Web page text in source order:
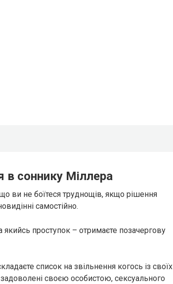
в соннику Міллера
ви не боїтеся труднощів, якщо рішення
самостійно.
проступок – отримаєте позачергову
список на звільнення когось із своїх
своєю особистою, сексуального